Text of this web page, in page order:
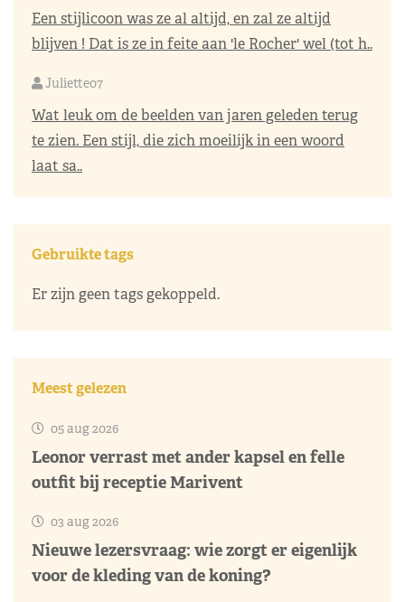
Een stijlicoon was ze al altijd, en zal ze altijd
blijven ! Dat is ze in feite aan 'le Rocher' wel (tot h..
Juliette07
Wat leuk om de beelden van jaren geleden terug
te zien. Een stijl, die zich moeilijk in een woord
laat sa..
Gebruikte tags
Er zijn geen tags gekoppeld.
Meest gelezen
05 aug 2026
Leonor verrast met ander kapsel en felle
outfit bij receptie Marivent
03 aug 2026
Nieuwe lezersvraag: wie zorgt er eigenlijk
voor de kleding van de koning?